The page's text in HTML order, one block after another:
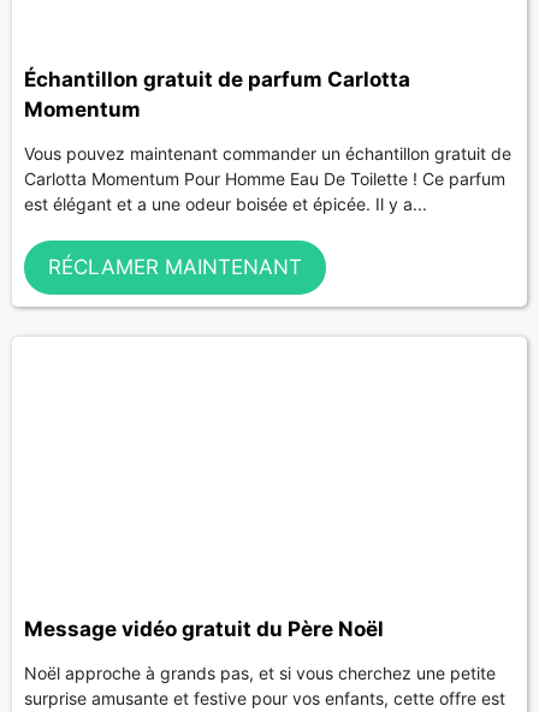
Échantillon gratuit de parfum Carlotta
Momentum
Vous pouvez maintenant commander un échantillon gratuit de
Carlotta Momentum Pour Homme Eau De Toilette ! Ce parfum
est élégant et a une odeur boisée et épicée. Il y a...
RÉCLAMER MAINTENANT
Message vidéo gratuit du Père Noël
Noël approche à grands pas, et si vous cherchez une petite
surprise amusante et festive pour vos enfants, cette offre est